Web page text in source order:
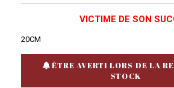
VICTIME DE SON
20CM
ÊTRE AVERTI LORS DE LA
STOCK